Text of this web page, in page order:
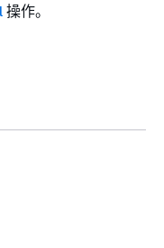
操作。